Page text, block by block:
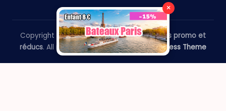
Copyright 2026 —
​Le Paris Guide - Codes promo et
réducs. All rights reserved.Bloghash WordPress Theme
×